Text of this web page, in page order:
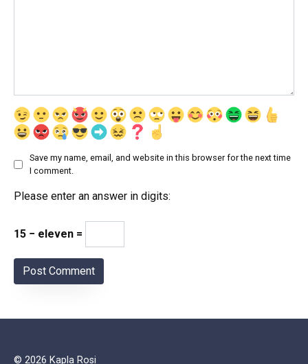
Save my name, email, and website in this browser for the next time
I comment.
Please enter an answer in digits:
15 − eleven =
© 2026 Kapla Rosi